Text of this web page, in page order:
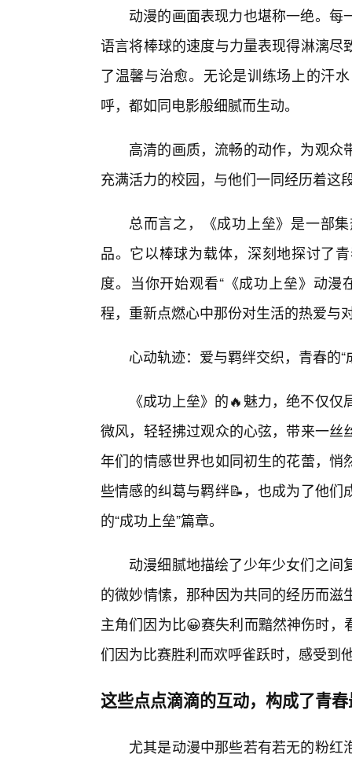
动漫的画面表现力也堪称一绝。
语言将棒球的速度与力量表现得淋漓
了温馨与治愈。无论是训练场上的汗
呼，都如同电影般细腻而生动。
高清的画质，流畅的动作，为观
充满活力的校园，与他们一同经历着这
总而言之，《成功上垒》是一部
品。它以棒球为载体，深刻地探讨了
度。当你开始观看“《成功上垒》动
程，重新点燃心中那份对生活的热爱与
心动轨迹：爱与羁绊交织，青春的“
《成功上垒》的🔥魅力，绝不仅
微风，轻轻拂过观众的心弦，带来一
年们的情感世界也如同初生的花蕾，
些情感的纠葛与羁绊📝，也成为了他
的“成功上垒”篇章。
动漫细腻地描绘了少年少女们之
的微妙情愫，那种因为共同的经历而
主角们因为比😀赛失利而黯然神伤时
们因为比赛胜利而欢呼雀跃时，感受到
这些点点滴滴的互动，构成了青
尤其是动漫中那些若有若无的粉